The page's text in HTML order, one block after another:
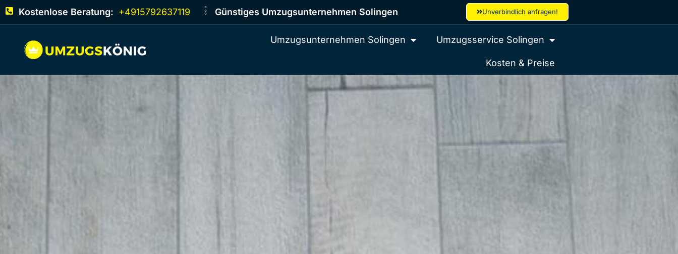
Kostenlose Beratung: +4915792637119 Günstiges Umzugsunternehmen Solingen Unverbindlich anfragen!
Umzugsunternehmen Solingen Umzugsservice Solingen
Kosten & Preise